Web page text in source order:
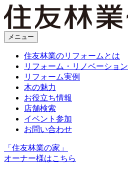
メニュー
住友林業のリフォームとは
リフォーム・リノベーション
リフォーム実例
木の魅力
お役立ち情報
店舗検索
イベント参加
お問い合わせ
「住友林業の家」
オーナー様はこちら